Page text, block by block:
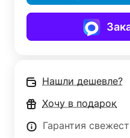
Нашли дешевле?
Хочу в подарок
Гарантия